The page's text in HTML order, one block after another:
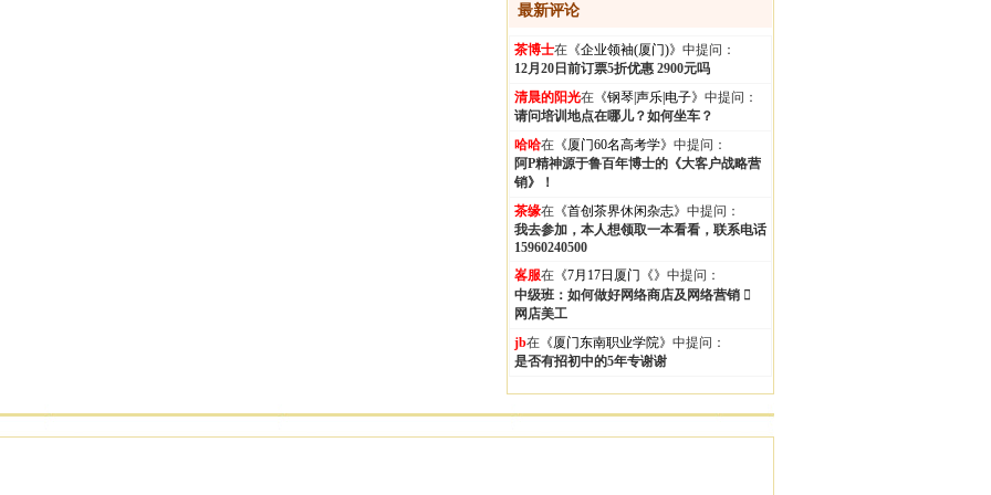
最新评论
茶博士在《企业领袖(厦门)》 中提问：
12月20日前订票5折优惠 2900元吗
清晨的阳光在《钢琴|声乐|电子》 中提问：
请问培训地点在哪儿？如何坐车？
哈哈在《厦门60名高考学》 中提问：
阿P精神源于鲁百年博士的《大客户战略营
销》！
茶缘在《首创茶界休闲杂志》 中提问：
我去参加，本人想领取一本看看，联系电话
15960240500
峉服在《7月17日厦门《》 中提问：
中级班：如何做好网络商店及网络营销 
网店美工
jb在《厦门东南职业学院》 中提问：
是否有招初中的5年专谢谢